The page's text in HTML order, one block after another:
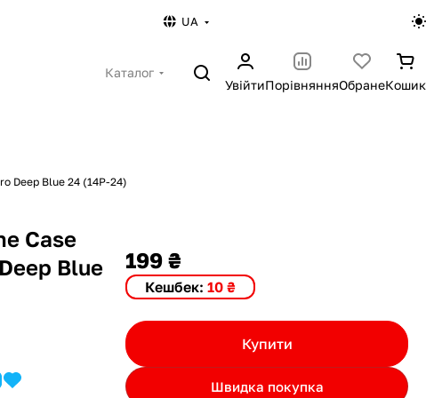
UA
Каталог
УвійтиПорівнянняОбранеКошик
Deep Blue 24 (14P-24)
Case
Blue
199 ₴
Кешбек: 10 ₴
Купити
Швидка покупка